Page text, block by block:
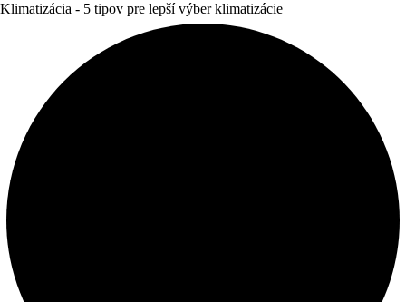
Klimatizácia - 5 tipov pre lepší výber klimatizácie